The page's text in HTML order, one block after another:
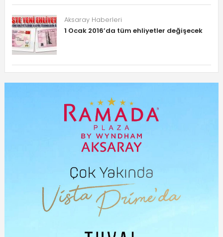
Aksaray Haberleri
1 Ocak 2016’da tüm ehliyetler değişecek